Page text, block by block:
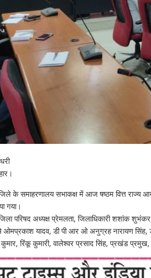
के समाहरणालय सभाकक्ष में आज षष्ठम वित्त राज्य
गया।
परिषद अध्यक्ष प्रेमलता, जिलाधिकारी शशांक
ओमप्रकाश यादव, डी पी आर ओ अनुग्रह नारायण सिंह,
रिंकू कुमारी, वालेश्वर प्रसाद सिंह, प्रखंड प्रमुख,